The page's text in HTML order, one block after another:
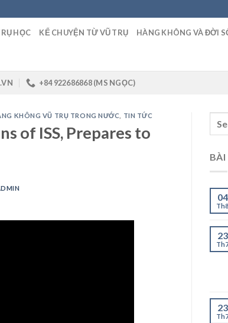
HỌC KỂ CHUYỆN TỪ VŨ TRỤ HÀNG KHÔNG VÀ ĐỜI
+84 922686868 (MS NGỌC)
KHÔNG VŨ TRỤ TRONG NƯỚC TIN TỨC
of ISS, Prepares to
04
Th8
23
Th7
23
Th7